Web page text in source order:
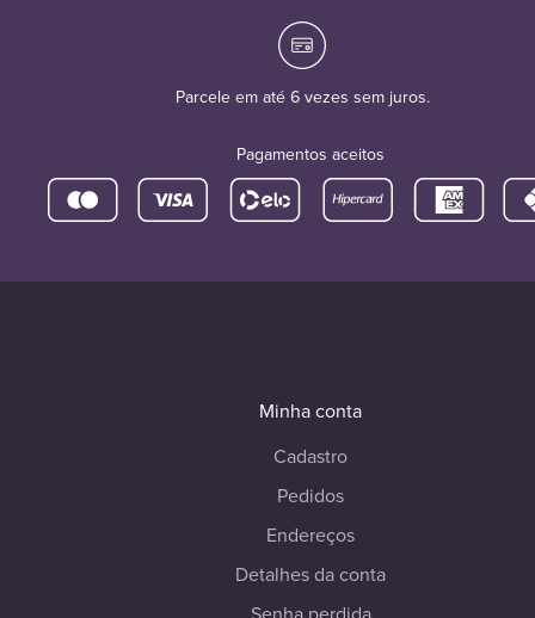
Parcele em até 6 vezes sem juros.
Pagamentos aceitos
Minha conta
Cadastro
Pedidos
Endereços
Detalhes da conta